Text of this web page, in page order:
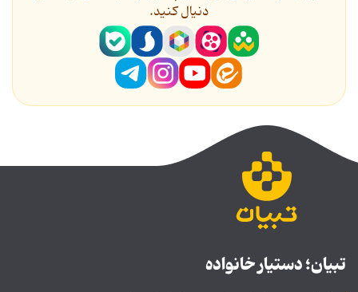
دنیال کنید.
تبیان؛ دستیار خانواده